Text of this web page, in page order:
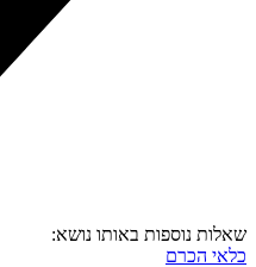
שאלות נוספות באותו נושא:
כלאי הכרם